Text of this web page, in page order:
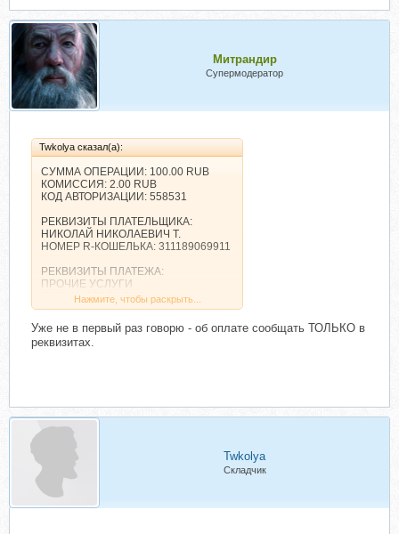
Митрандир
Супермодератор
Twkolya сказал(а):
СУММА ОПЕРАЦИИ: 100.00 RUB
КОМИССИЯ: 2.00 RUB
КОД АВТОРИЗАЦИИ: 558531
РЕКВИЗИТЫ ПЛАТЕЛЬЩИКА:
НИКОЛАЙ НИКОЛАЕВИЧ Т.
НОМЕР R-КОШЕЛЬКА: 311189069911
РЕКВИЗИТЫ ПЛАТЕЖА:
ПРОЧИЕ УСЛУГИ
СУММА: 100.00 RUB
ПОЛУЧАТЕЛЬ ПЛАТЕЖА:
WEBMONEY
Нажмите, чтобы раскрыть...
Уже не в первый раз говорю - об оплате сообщать ТОЛЬКО в
реквизитах.
Twkolya
Складчик